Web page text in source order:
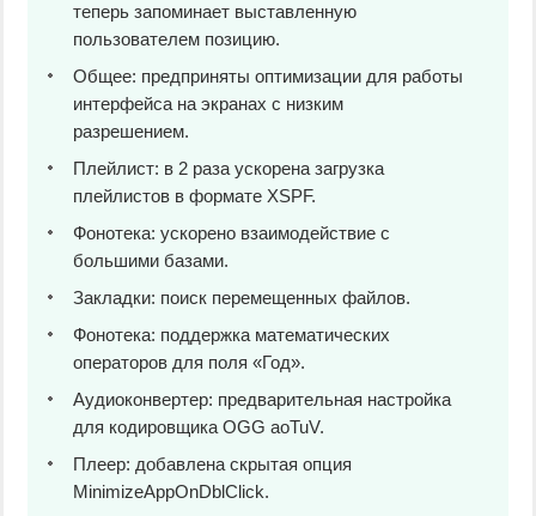
теперь запоминает выставленную
пользователем позицию.
Общее: предприняты оптимизации для работы
интерфейса на экранах с низким
разрешением.
Плейлист: в 2 раза ускорена загрузка
плейлистов в формате XSPF.
Фонотека: ускорено взаимодействие с
большими базами.
Закладки: поиск перемещенных файлов.
Фонотека: поддержка математических
операторов для поля «Год».
Аудиоконвертер: предварительная настройка
для кодировщика OGG aoTuV.
Плеер: добавлена скрытая опция
MinimizeAppOnDblClick.